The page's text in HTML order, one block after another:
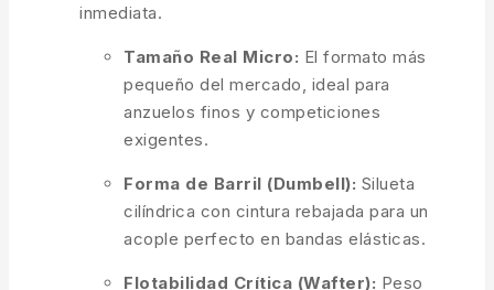
inmediata.
Tamaño Real Micro: El formato más
pequeño del mercado, ideal para
anzuelos finos y competiciones
exigentes.
Forma de Barril (Dumbell): Silueta
cilíndrica con cintura rebajada para un
acople perfecto en bandas elásticas.
Flotabilidad Crítica (Wafter): Peso